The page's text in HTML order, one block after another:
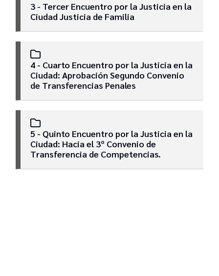
Convenios
3 - Tercer Encuentro por la Justicia en la
Ciudad Justicia de Familia
4 - Cuarto Encuentro por la Justicia en la
Ciudad: Aprobación Segundo Convenio
de Transferencias Penales
5 - Quinto Encuentro por la Justicia en la
Ciudad: Hacia el 3º Convenio de
Transferencia de Competencias.